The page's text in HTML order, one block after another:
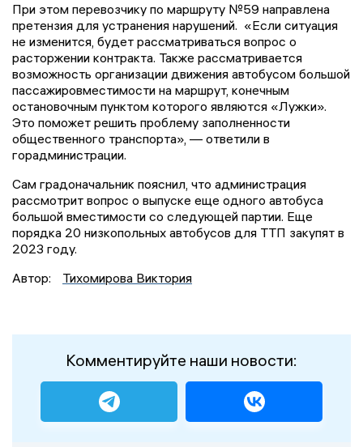
При этом перевозчику по маршруту №59 направлена
претензия для устранения нарушений. «Если ситуация
не изменится, будет рассматриваться вопрос о
расторжении контракта. Также рассматривается
возможность организации движения автобусом большой
пассажировместимости на маршрут, конечным
остановочным пунктом которого являются «Лужки».
Это поможет решить проблему заполненности
общественного транспорта», — ответили в
горадминистрации.
Сам градоначальник пояснил, что администрация
рассмотрит вопрос о выпуске еще одного автобуса
большой вместимости со следующей партии. Еще
порядка 20 низкопольных автобусов для ТТП закупят в
2023 году.
Автор:
Тихомирова Виктория
Комментируйте наши новости: